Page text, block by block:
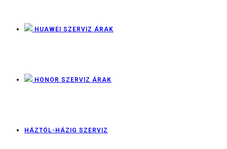
HUAWEI SZERVIZ ÁRAK
HONOR SZERVIZ ÁRAK
HÁZTÓL-HÁZIG SZERVIZ